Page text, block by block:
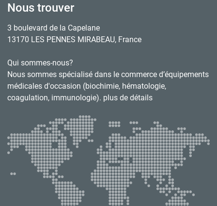
Nous trouver
3 boulevard de la Capelane
13170 LES PENNES MIRABEAU, France
Qui sommes-nous?
Nous sommes spécialisé dans le commerce d’équipements
médicales d'occasion (biochimie, hématologie,
coagulation, immunologie). plus de détails